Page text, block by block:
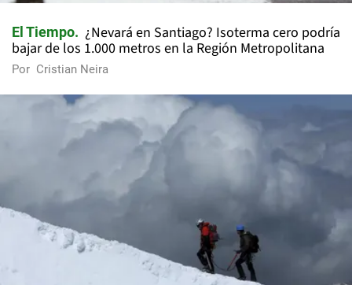
El Tiempo
¿Nevará en Santiago? Isoterma cero podría
bajar de los 1.000 metros en la Región Metropolitana
Por Cristian Neira